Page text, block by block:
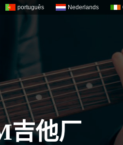
português Nederlands
吉他厂